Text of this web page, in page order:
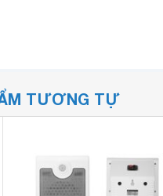
TƯƠNG TỰ